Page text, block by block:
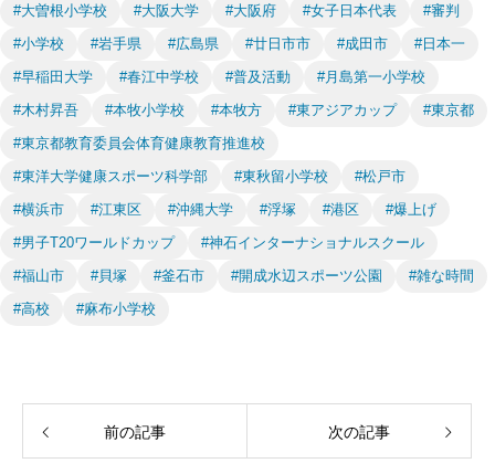
#大曽根小学校
#大阪大学 #大阪府 #女子日本代表
#審判
#小学校
#岩手県 #広島県 #廿日市市 #成田市
#日本一
#早稲田大学
#春江中学校 #普及活動
#月島第一小学校
#木村昇吾
#本牧小学校 #本牧方 #東アジアカップ
#東京都
#東京都教育委員会体育健康教育推進校
#東洋大学健康スポーツ科学部
#東秋留小学校
#松戸市
#横浜市
#江東区 #沖縄大学 #浮塚 #港区
#爆上げ
#男子T20ワールドカップ
#神石インターナショナルスクール
#福山市
#貝塚 #釜石市 #開成水辺スポーツ公園
#雑な時間
#高校
#麻布小学校
前の記事 次の記事